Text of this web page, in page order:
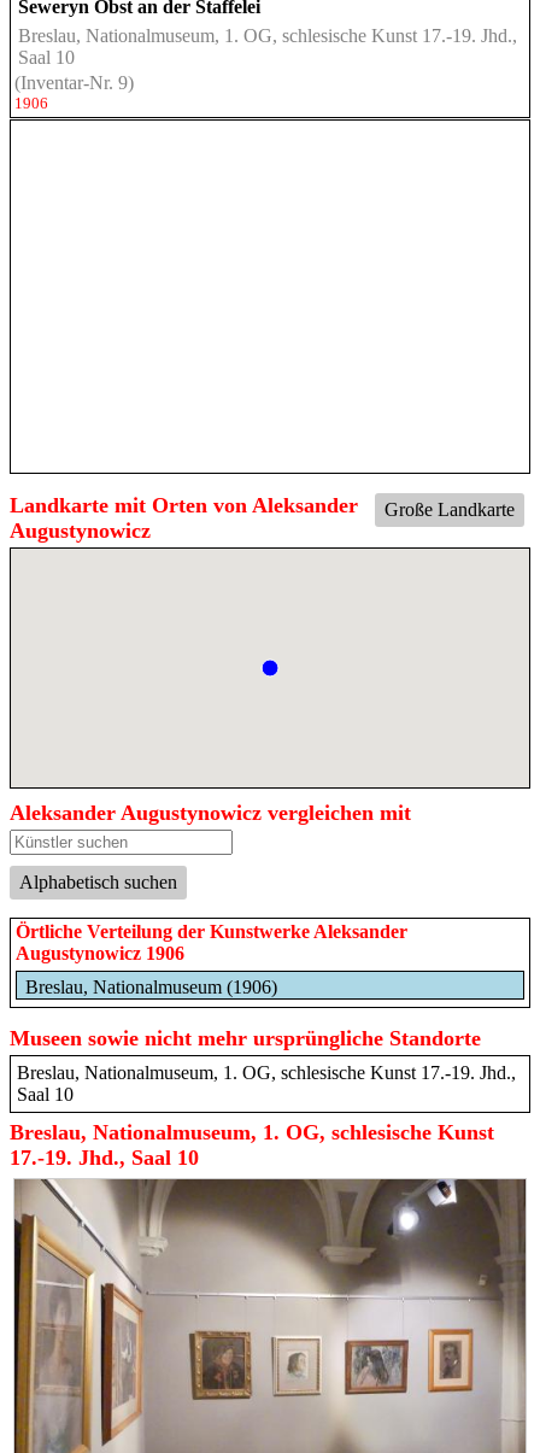
Seweryn Obst an der Staffelei
Breslau, Nationalmuseum, 1. OG, schlesische Kunst 17.-19. Jhd.,
Saal 10
(Inventar-Nr. 9)
1906
Große Landkarte
Landkarte mit Orten von Aleksander
Augustynowicz
Aleksander Augustynowicz vergleichen mit
Alphabetisch suchen
Örtliche Verteilung der Kunstwerke Aleksander
Augustynowicz 1906
Breslau, Nationalmuseum (1906)
Museen sowie nicht mehr ursprüngliche Standorte
Breslau, Nationalmuseum, 1. OG, schlesische Kunst 17.-19. Jhd.,
Saal 10
Breslau, Nationalmuseum, 1. OG, schlesische Kunst
17.-19. Jhd., Saal 10